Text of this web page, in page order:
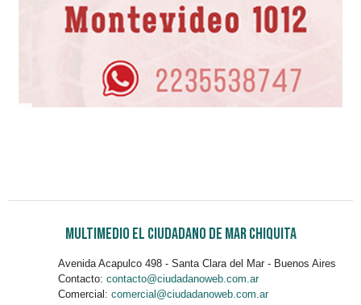
Multimedio El Ciudadano de Mar Chiquita
Avenida Acapulco 498 - Santa Clara del Mar - Buenos Aires
Contacto: contacto@ciudadanoweb.com.ar
Comercial: comercial@ciudadanoweb.com.ar